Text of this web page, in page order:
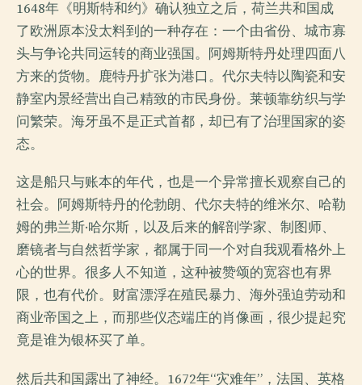
1648年《明斯特和约》确认独立之后，荷兰共和国成
了欧洲原本没太料到的一种存在：一个由省份、城市寡
头与争论共同运转的商业强国。阿姆斯特丹处理四面八
方来的货物。鹿特丹扩张为港口。代尔夫特以陶瓷和安
静室内景经营出自己精致的市民身份。莱顿靠纺织与学
问繁荣。海牙虽不是正式首都，却已有了治理国家的姿
态。
这是船只与账本的年代，也是一个异常擅长观察自己的
社会。阿姆斯特丹的伦勃朗、代尔夫特的维米尔、哈勒
姆的弗兰斯·哈尔斯，以及后来的解剖学家、制图师、
磨镜者与自然哲学家，都属于同一个对自我观看格外上
心的世界。很多人不知道，这种被赞颂的宽容也有界
限，也有代价。财富漂浮在殖民暴力、海外强迫劳动和
商业帝国之上，而那些仪态端庄的肖像画，很少提起究
竟是谁为银杯买了单。
然后共和国露出了神经。1672年“灾难年”，法国、英格